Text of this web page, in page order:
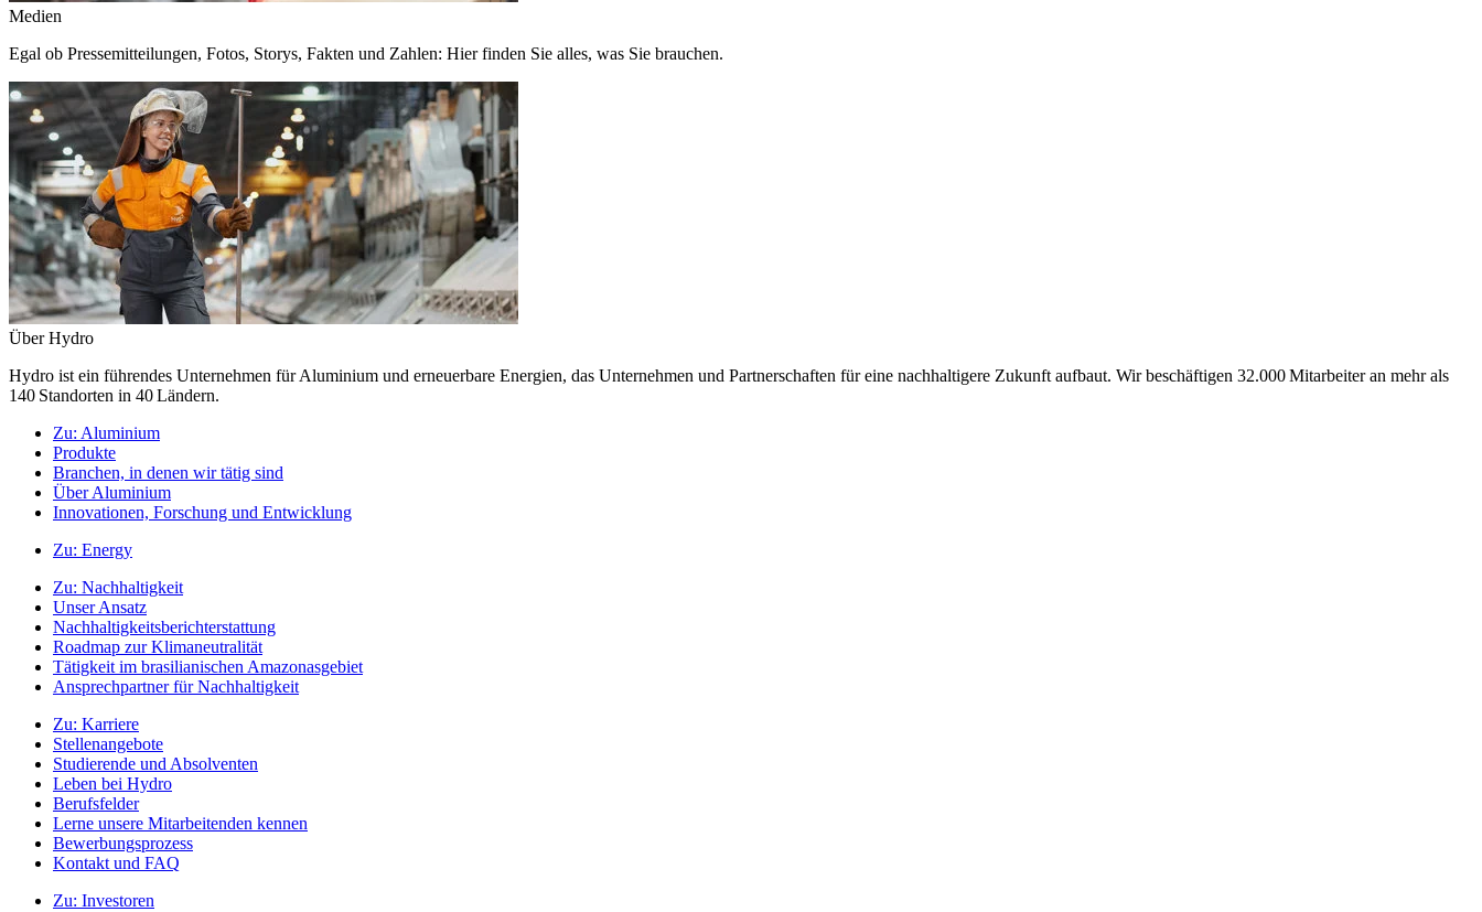
Medien
Egal ob Pressemitteilungen, Fotos, Storys, Fakten und Zahlen: Hier finden Sie alles, was Sie brauchen.
Über Hydro
Hydro ist ein führendes Unternehmen für Aluminium und erneuerbare Energien, das Unternehmen und Partnerschaften für eine nachhaltigere Zukunft aufbaut. Wir beschäftigen 32.000 Mitarbeiter an mehr als
140 Standorten in 40 Ländern.
Zu: Aluminium
Produkte
Branchen, in denen wir tätig sind
Über Aluminium
Innovationen, Forschung und Entwicklung
Zu: Energy
Zu: Nachhaltigkeit
Unser Ansatz
Nachhaltigkeitsberichterstattung
Roadmap zur Klimaneutralität
Tätigkeit im brasilianischen Amazonasgebiet
Ansprechpartner für Nachhaltigkeit
Zu: Karriere
Stellenangebote
Studierende und Absolventen
Leben bei Hydro
Berufsfelder
Lerne unsere Mitarbeitenden kennen
Bewerbungsprozess
Kontakt und FAQ
Zu: Investoren